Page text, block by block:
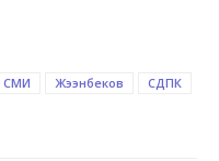
СМИ Жээнбеков
СДПК